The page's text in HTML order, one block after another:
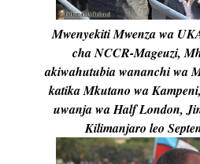
Mwenyekiti Mwenza wa
cha NCCR-Mageuzi,
akiwahutubia wananchi wa
katika Mkutano wa
uwanja wa Half London,
Kilimanjaro leo